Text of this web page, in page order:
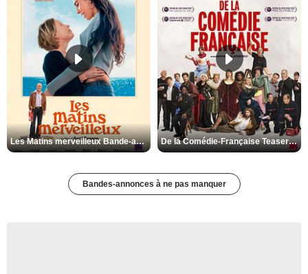
Les Matins merveilleux Bande-annonce VF De la Comédie-Française Teaser VF
Bandes-annonces à ne pas manquer